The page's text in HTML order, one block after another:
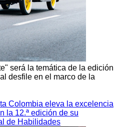
será la temática de la edición
desfile en el marco de la
Colombia eleva la excelencia
la 12.ª edición de su
de Habilidades